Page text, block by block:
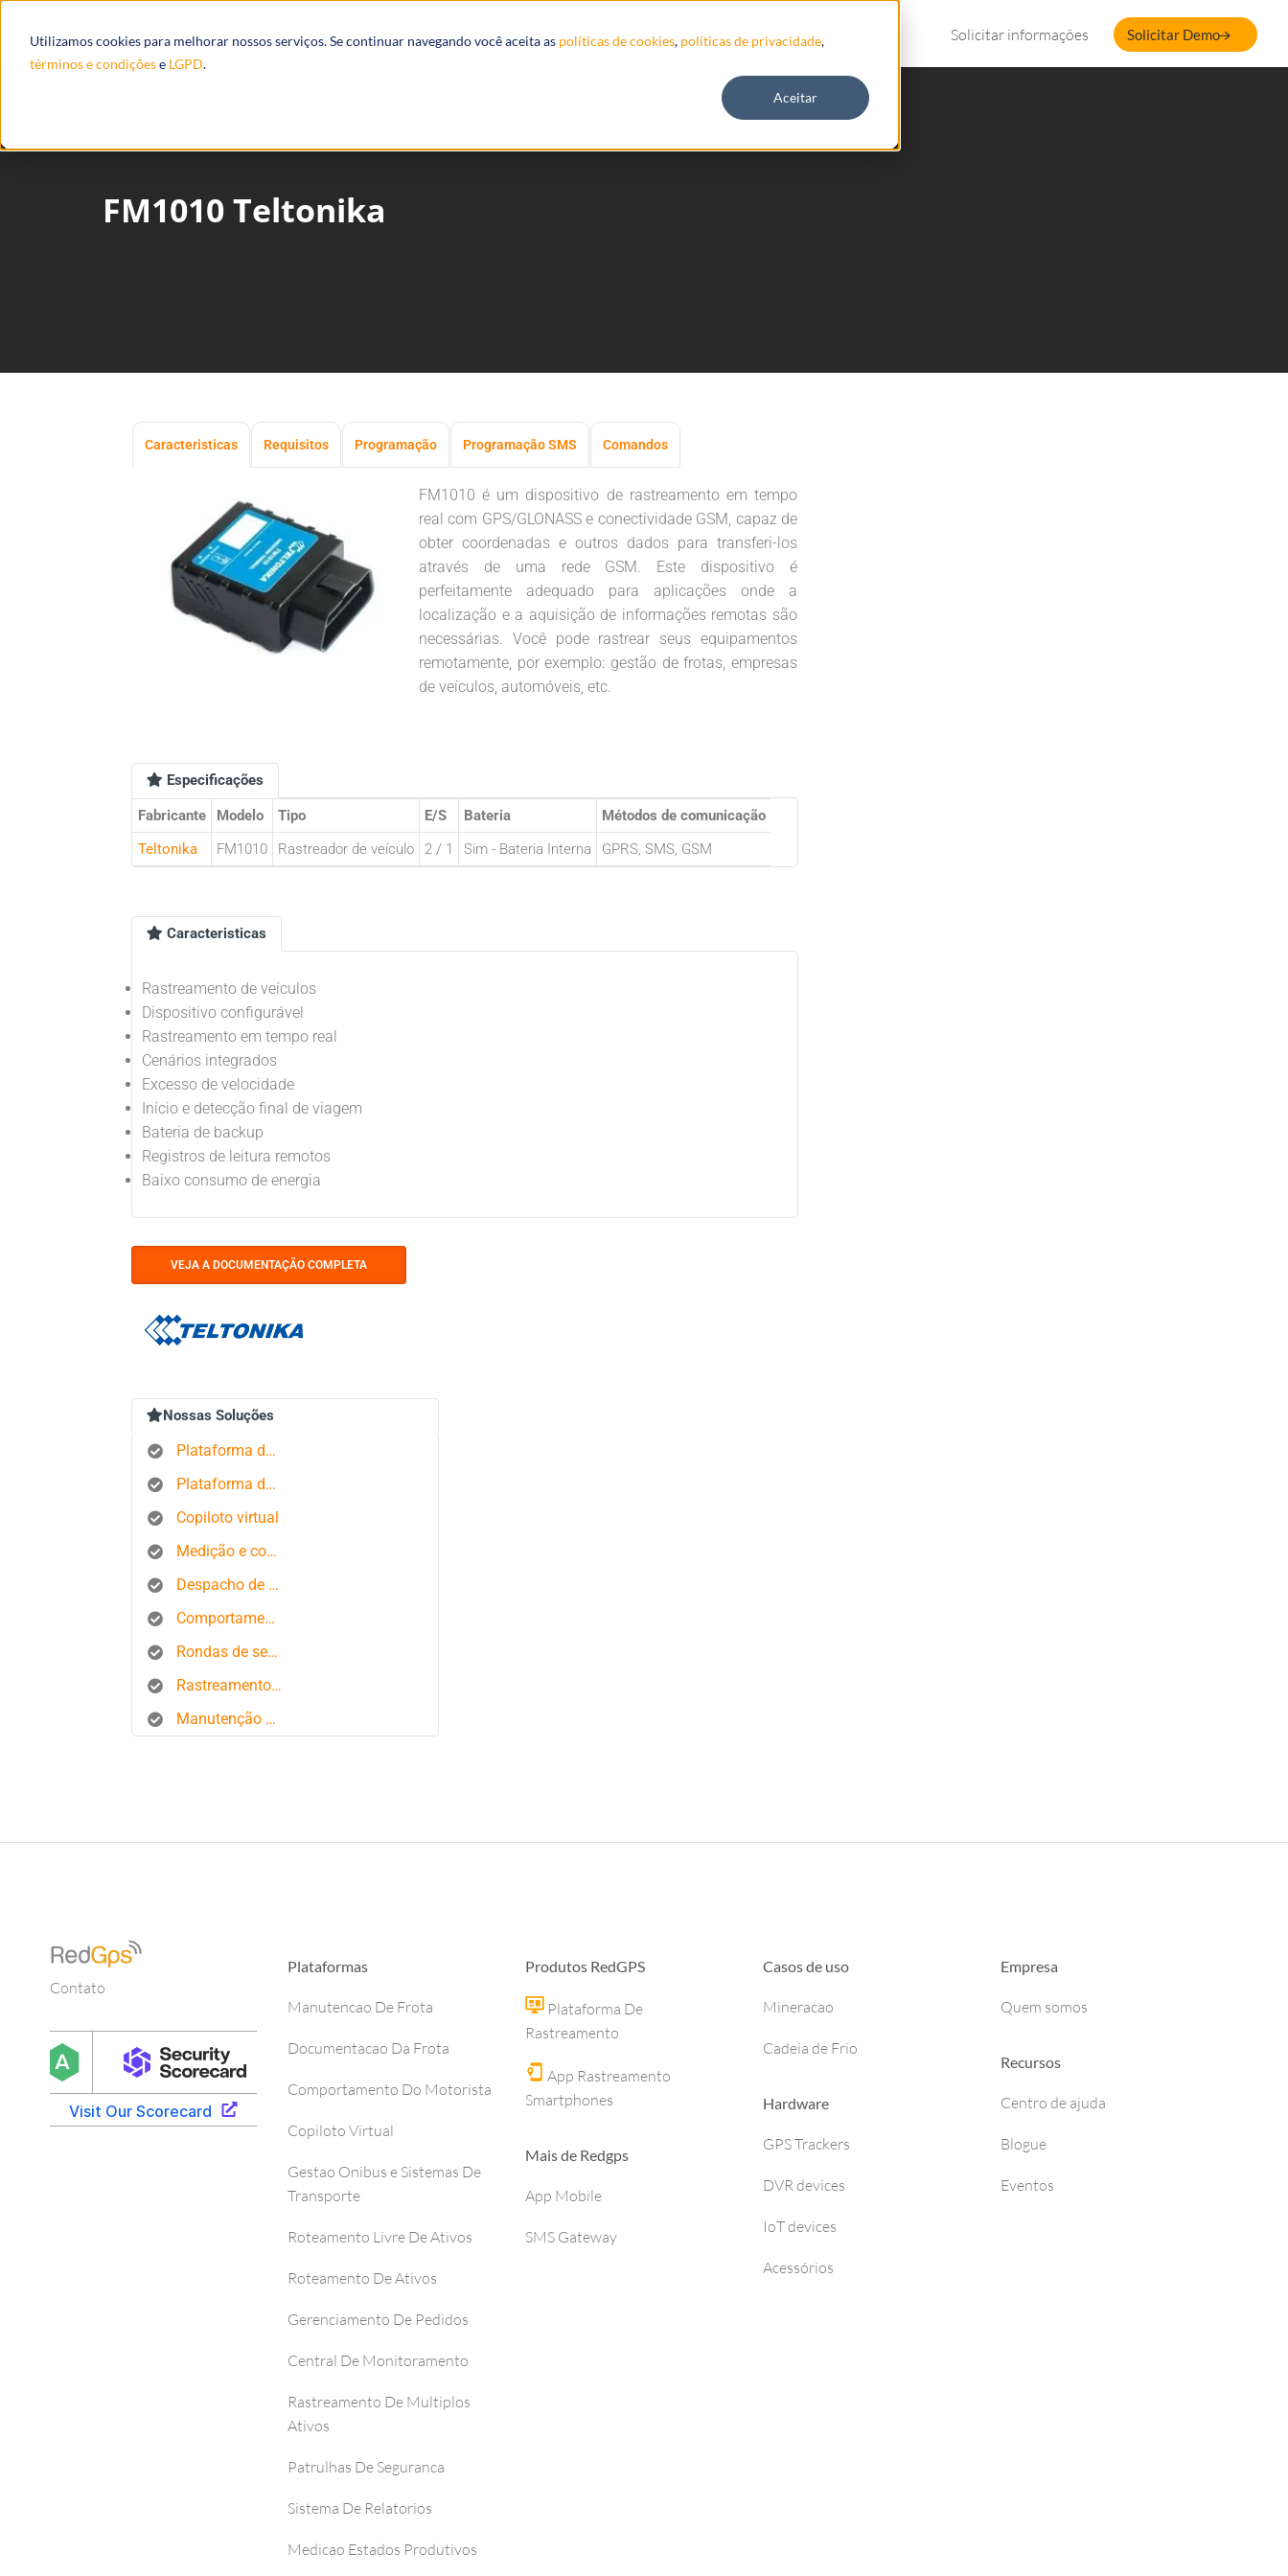
Utilizamos cookies para melhorar nossos serviços. Se continuar navegando você aceita as políticas de cookies, políticas de privacidade,
términos e condiçõese LGPD.
Aceitar
Produtos Ecossistema Integrações Recursos Solicitar informações Solicitar Demo
FM1010 Teltonika
Caracteristicas Requisitos Programação Programação SMS Comandos
FM1010 é um dispositivo de rastreamento em tempo
real com GPS/GLONASS e conectividade GSM, capaz de
obter coordenadas e outros dados para transferi-los
através de uma rede GSM. Este dispositivo é
perfeitamente adequado para aplicações onde a
localização e a aquisição de informações remotas são
necessárias. Você pode rastrear seus equipamentos
remotamente, por exemplo: gestão de frotas, empresas
de veículos, automóveis, etc.
Especificações
Fabricante Modelo Tipo E/S Bateria
Métodos de comunicação
Teltonika
FM1010 Rastreador de veículo 2 / 1 Sim - Bateria Interna GPRS, SMS, GSM
Caracteristicas
Rastreamento de veículos
Dispositivo configurável
Rastreamento em tempo real
Cenários integrados
Excesso de velocidade
Início e detecção final de viagem
Bateria de backup
Registros de leitura remotos
Baixo consumo de energia
VEJA A DOCUMENTAÇÃO COMPLETA
Nossas Soluções
Plataforma de rastreamento GPS
Plataforma de gerenciamento de pedidos
Copiloto virtual
Medição e controle de estados produtivos
Despacho de ônibus
Comportamento do motorista
Rondas de segurança
Rastreamento de smartphone
Manutenção de frota
Contato
Plataformas
Manutencao De Frota
Documentacao Da Frota
Comportamento Do Motorista
Copiloto Virtual
Gestao Onibus e Sistemas De
Transporte
Roteamento Livre De Ativos
Roteamento De Ativos
Gerenciamento De Pedidos
Central De Monitoramento
Rastreamento De Multiplos
Ativos
Patrulhas De Seguranca
Sistema De Relatorios
Medicao Estados Produtivos
Produtos RedGPS
Plataforma De
Rastreamento
App Rastreamento
Smartphones
Mais de Redgps
App Mobile
SMS Gateway
Casos de uso
Mineracao
Cadeia de Frio
Hardware
GPS Trackers
DVR devices
IoT devices
Acessórios
Empresa
Quem somos
Recursos
Centro de ajuda
Blogue
Eventos